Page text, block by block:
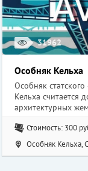
31962
Особняк Кельха
Особняк
Кельха считается
архитектурных
Стоимость: 300
Особняк Кельха,